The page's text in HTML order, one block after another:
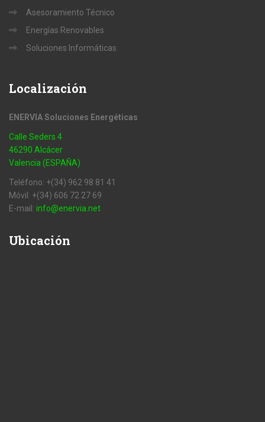
Asesoramiento Técnico
Energías Renovables
Soluciones Informáticas
Localización
ENERVIA Soluciones Energéticas
Calle Seders 4
46290 Alcácer
Valencia (ESPAÑA)
Teléfono: +(34) 962 98 81 41
Móvil: +(34) 606 72 27 69
E-mail: info@enervia.net
Ubicación